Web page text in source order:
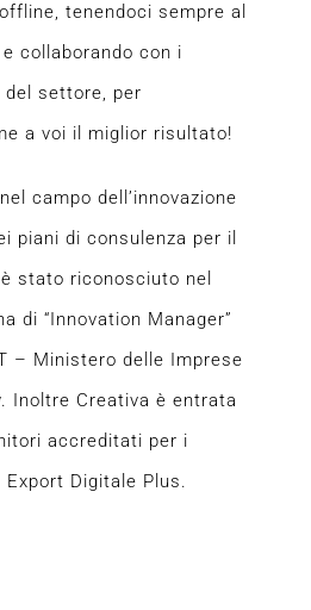
tenendoci sempre al
collaborando con i
settore, per
a voi il miglior risultato!
campo dell’innovazione
piani di consulenza per il
stato riconosciuto nel
di “Innovation Manager”
– Ministero delle Imprese
Inoltre Creativa è entrata
accreditati per i
Digitale Plus.